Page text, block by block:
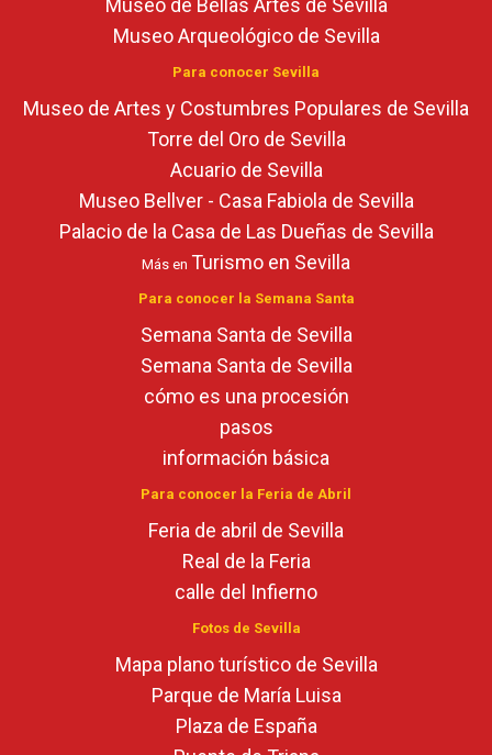
Museo de Bellas Artes de Sevilla
Museo Arqueológico de Sevilla
Para conocer Sevilla
Museo de Artes y Costumbres Populares de Sevilla
Torre del Oro de Sevilla
Acuario de Sevilla
Museo Bellver - Casa Fabiola de Sevilla
Palacio de la Casa de Las Dueñas de Sevilla
Más en Turismo en Sevilla
Para conocer la Semana Santa
Semana Santa de Sevilla
Semana Santa de Sevilla
cómo es una procesión
pasos
información básica
Para conocer la Feria de Abril
Feria de abril de Sevilla
Real de la Feria
calle del Infierno
Fotos de Sevilla
Mapa plano turístico de Sevilla
Parque de María Luisa
Plaza de España